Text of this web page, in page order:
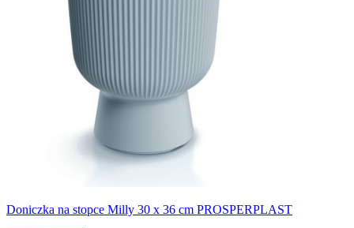
Doniczka na stopce Milly 30 x 36 cm PROSPERPLAST